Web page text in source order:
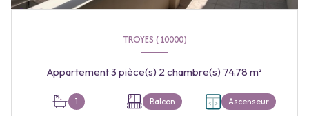
TROYES (10000)
Appartement 3 pièce(s) 2 chambre(s) 74.78 m²
1 Balcon Ascenseur